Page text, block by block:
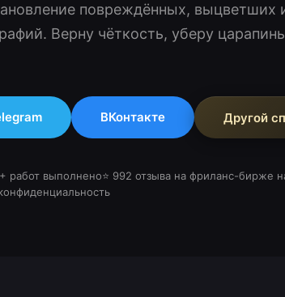
повреждённых, выцветших
Верну чёткость, уберу
ВКонтакте Другой
работ выполнено⭐ 992 отзыва на фриланс-бирже